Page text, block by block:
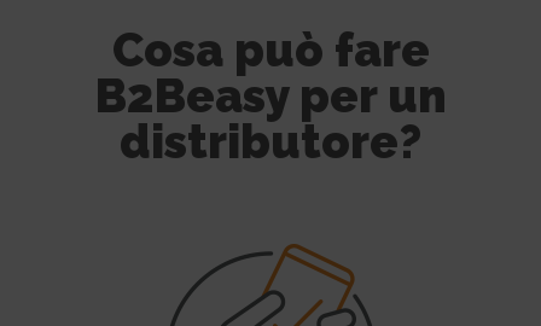
Cosa può fare
B2Beasy per un
distributore?